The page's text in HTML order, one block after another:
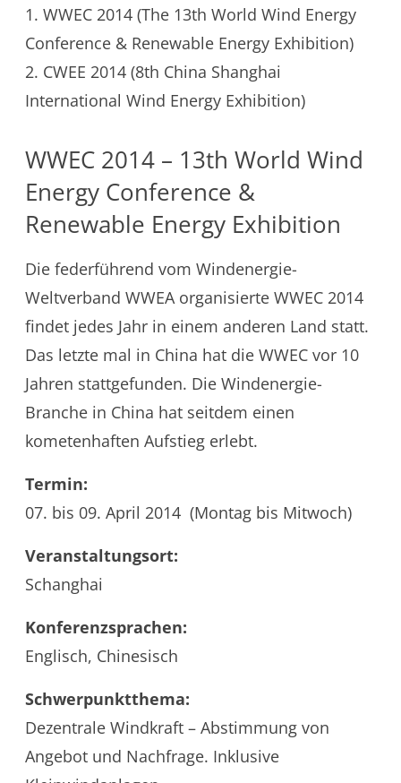
1. WWEC 2014 (The 13th World Wind Energy
Conference & Renewable Energy Exhibition)
2. CWEE 2014 (8th China Shanghai
International Wind Energy Exhibition)
WWEC 2014 – 13th World Wind
Energy Conference &
Renewable Energy Exhibition
Die federführend vom Windenergie-
Weltverband WWEA organisierte WWEC 2014
findet jedes Jahr in einem anderen Land statt.
Das letzte mal in China hat die WWEC vor 10
Jahren stattgefunden. Die Windenergie-
Branche in China hat seitdem einen
kometenhaften Aufstieg erlebt.
Termin:
07. bis 09. April 2014 (Montag bis Mitwoch)
Veranstaltungsort:
Schanghai
Konferenzsprachen:
Englisch, Chinesisch
Schwerpunktthema:
Dezentrale Windkraft – Abstimmung von
Angebot und Nachfrage. Inklusive